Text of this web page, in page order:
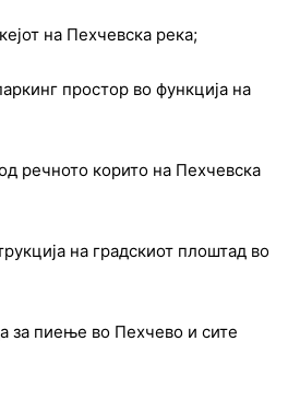
на Пехчевска река;
простор во функција на
речното корито на Пехчевска
на градскиот плоштад во
за пиење во Пехчево и сите